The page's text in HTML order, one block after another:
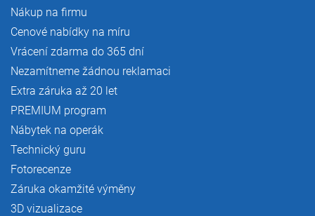
Nákup na firmu
Cenové nabídky na míru
Vrácení zdarma do 365 dní
Nezamítneme žádnou reklamaci
Extra záruka až 20 let
PREMIUM program
Nábytek na operák
Technický guru
Fotorecenze
Záruka okamžité výměny
3D vizualizace